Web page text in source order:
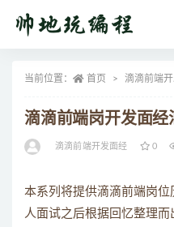
当前位置： 首页 滴滴前端
滴滴前端岗开发面经
滴滴前端开发面经 0
本系列将提供滴滴前端岗
人面试之后根据回忆整理